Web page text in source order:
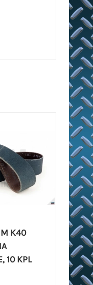
K40
10 KPL